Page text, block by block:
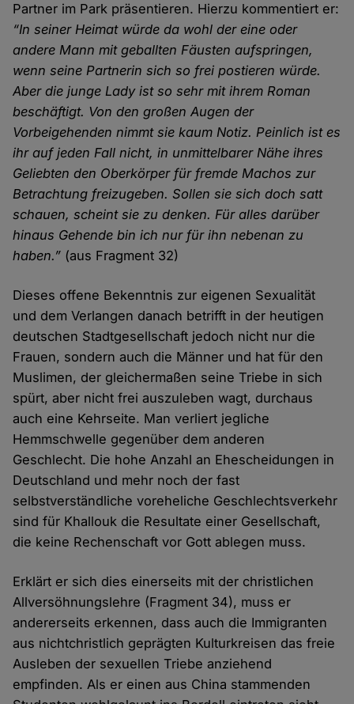
Partner im Park präsentieren. Hierzu kommentiert er:
“In seiner Heimat würde da wohl der eine oder
andere Mann mit geballten Fäusten aufspringen,
wenn seine Partnerin sich so frei postieren würde.
Aber die junge Lady ist so sehr mit ihrem Roman
beschäftigt. Von den großen Augen der
Vorbeigehenden nimmt sie kaum Notiz. Peinlich ist es
ihr auf jeden Fall nicht, in unmittelbarer Nähe ihres
Geliebten den Oberkörper für fremde Machos zur
Betrachtung freizugeben. Sollen sie sich doch satt
schauen, scheint sie zu denken. Für alles darüber
hinaus Gehende bin ich nur für ihn nebenan zu
haben.” (aus Fragment 32)
Dieses offene Bekenntnis zur eigenen Sexualität
und dem Verlangen danach betrifft in der heutigen
deutschen Stadtgesellschaft jedoch nicht nur die
Frauen, sondern auch die Männer und hat für den
Muslimen, der gleichermaßen seine Triebe in sich
spürt, aber nicht frei auszuleben wagt, durchaus
auch eine Kehrseite. Man verliert jegliche
Hemmschwelle gegenüber dem anderen
Geschlecht. Die hohe Anzahl an Ehescheidungen in
Deutschland und mehr noch der fast
selbstverständliche voreheliche Geschlechtsverkehr
sind für Khallouk die Resultate einer Gesellschaft,
die keine Rechenschaft vor Gott ablegen muss.
Erklärt er sich dies einerseits mit der christlichen
Allversöhnungslehre (Fragment 34), muss er
andererseits erkennen, dass auch die Immigranten
aus nichtchristlich geprägten Kulturkreisen das freie
Ausleben der sexuellen Triebe anziehend
empfinden. Als er einen aus China stammenden